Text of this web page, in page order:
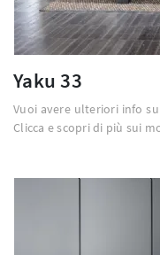
Yaku 33
Vuoi avere ulteriori info
Clicca e scopri di più sui